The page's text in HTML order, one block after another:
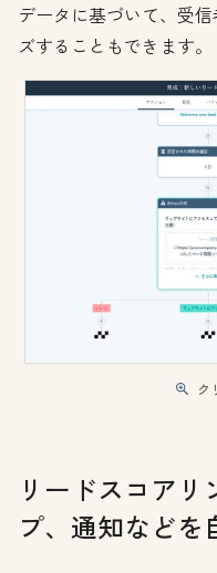
データに基づいて、受
ズすることもできます。
ク
リードスコアリ
プ、通知などを